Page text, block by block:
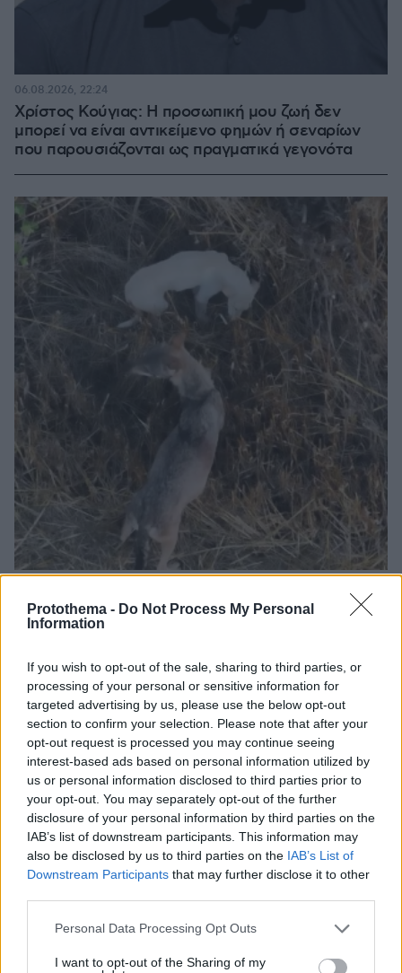
Protothema - Do Not Process My Personal
Information
If you wish to opt-out of the sale, sharing to third parties, or
processing of your personal or sensitive information for
targeted advertising by us, please use the below opt-out
section to confirm your selection. Please note that after your
opt-out request is processed you may continue seeing
interest-based ads based on personal information utilized by
us or personal information disclosed to third parties prior to
your opt-out. You may separately opt-out of the further
disclosure of your personal information by third parties on the
IAB’s list of downstream participants. This information may
also be disclosed by us to third parties on the IAB’s List of
Downstream Participants that may further disclose it to other
Please note that this website/app uses one or more Google
not limited to your visit or usage behaviour. You may click to
Personal Data Processing Opt Outs
I want to opt-out of the Sharing of my
Χρίστος Κούγιας: Η προσωπική μου ζωή δεν
μπορεί να είναι αντικείμενο φημών ή σεναρίων
που παρουσιάζονται ως πραγματικά γεγονότα
06.08.2026, 22:24
Γιατί δεν έσωσα το κουτάβι: Ο ερευνητής που
κατέγραφε τη συμβίωση του μικρού σκυλιού με
είδε άρρωστο
Πώς έγινε η τραγωδία με την νεκρή
μητέρα στα Μάλια: Βούτηξε για να
βοηθήσει τη φίλη της και πνίγηκε, τα
παιδιά φώναζαν για βοήθεια
06.08.2026, 21:23 56
Γιώργος Παράσχος: Χαμογελαστός,
θεραπεία